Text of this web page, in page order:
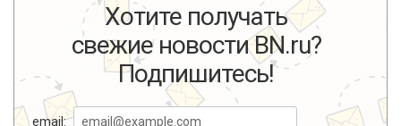
Хотите получать
свежие новости BN.ru?
Подпишитесь!
email: